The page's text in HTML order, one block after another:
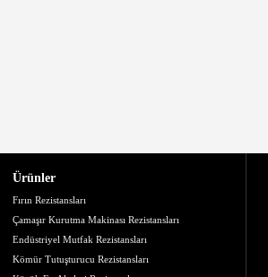
Ürünler
Fırın Rezistansları
Çamaşır Kurutma Makinası Rezistansları
Endüstriyel Mutfak Rezistansları
Kömür Tutuşturucu Rezistansları